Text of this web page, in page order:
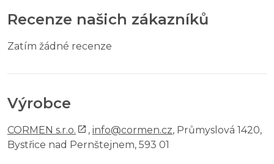
Recenze našich zákazníků
Zatím žádné recenze
Výrobce
CORMEN s.r.o. , info@cormen.cz, Průmyslová 1420,
Bystřice nad Pernštejnem, 593 01